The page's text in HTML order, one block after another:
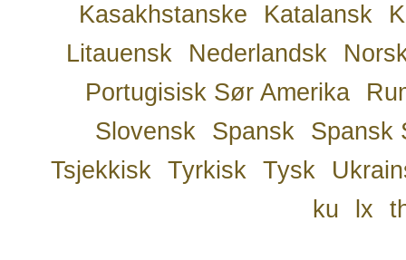
Kasakhstanske
Katalansk
Litauensk
Nederlandsk
Portugisisk Sør Amerika
Slovensk
Spansk
Spansk
Tsjekkisk
Tyrkisk Tysk
ku
lx